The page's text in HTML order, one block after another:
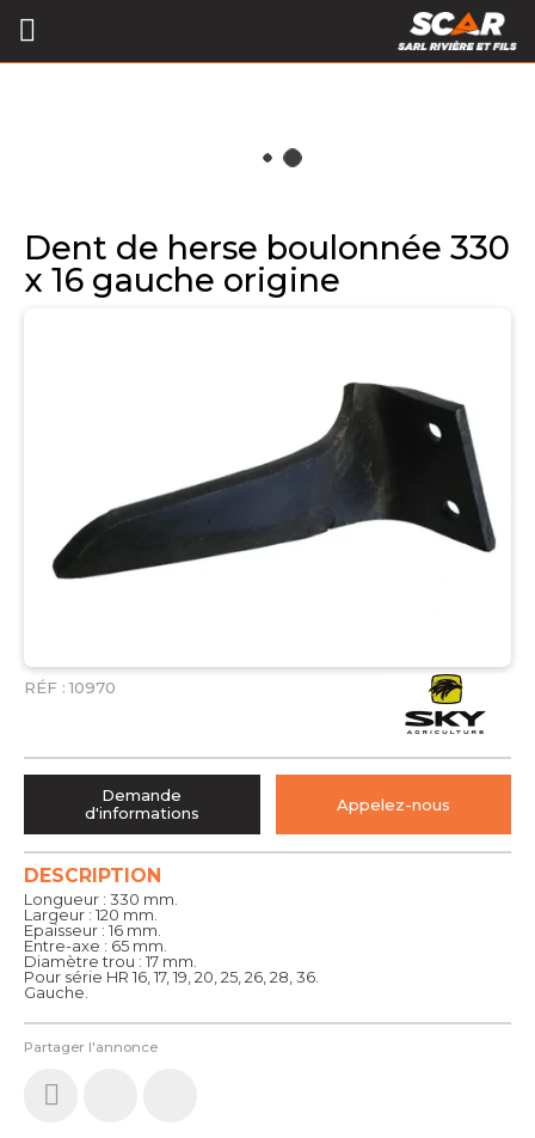
Dent de herse boulonnée 330
x 16 gauche origine
RÉF : 10970
Partager l'annonce
DESCRIPTION
Longueur : 330 mm.
Largeur : 120 mm.
Epaisseur : 16 mm.
Entre-axe : 65 mm.
Diamètre trou : 17 mm.
Pour série HR 16, 17, 19, 20, 25, 26, 28, 36.
Gauche.
Demande
d'informations
Appelez-nous